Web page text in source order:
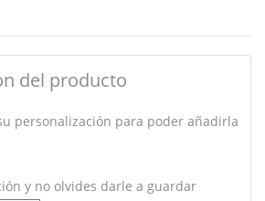
del producto
personalización para poder añadirla
y no olvides darle a guardar